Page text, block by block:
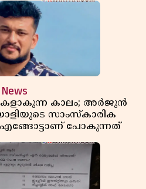
News
കാലം; അർജുൻ
സാംസ്കാരിക
എങ്ങോട്ടാണ് പോകുന്നത്